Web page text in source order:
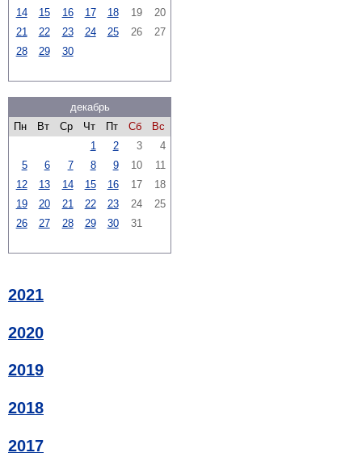
14 15 16 17 18 19
20
21
22 23 24 25 26
27
28
29 30
декабрь
Пн
Вт Ср Чт Пт Сб
Вс
1
2 3
4
5
6 7 8 9 10
11
12
13 14 15 16 17
18
19
20 21 22 23 24
25
26
27 28 29 30 31
2021
2020
2019
2018
2017